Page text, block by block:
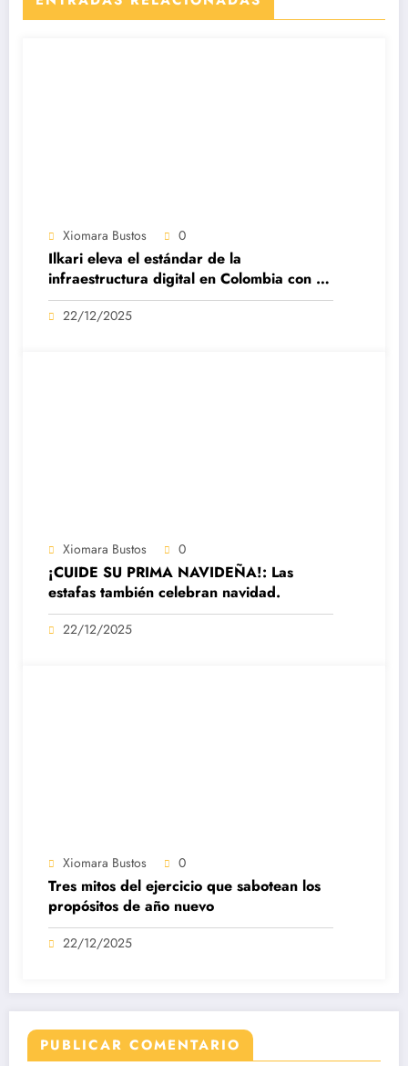
Xiomara Bustos 0
Ilkari eleva el estándar de la
infraestructura digital en Colombia con su
datacenter certificado Nivel IV de ICREA
22/12/2025
Xiomara Bustos 0
¡CUIDE SU PRIMA NAVIDEÑA!: Las
estafas también celebran navidad.
22/12/2025
Xiomara Bustos 0
Tres mitos del ejercicio que sabotean los
propósitos de año nuevo
22/12/2025
PUBLICAR COMENTARIO